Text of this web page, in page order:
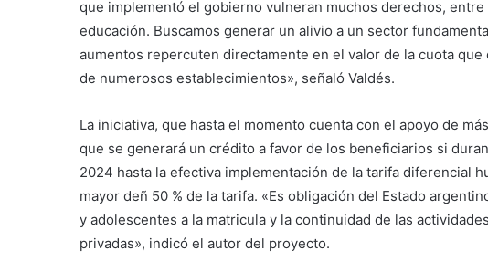
que implementó el gobierno vulneran muchos derechos,
educación. Buscamos generar un alivio a un sector
aumentos repercuten directamente en el valor de la cuota
de numerosos establecimientos», señaló Valdés.
La iniciativa, que hasta el momento cuenta con el apoyo de
que se generará un crédito a favor de los beneficiarios si
2024 hasta la efectiva implementación de la tarifa diferencial
mayor deñ 50 % de la tarifa. «Es obligación del Estado
y adolescentes a la matricula y la continuidad de las
privadas», indicó el autor del proyecto.